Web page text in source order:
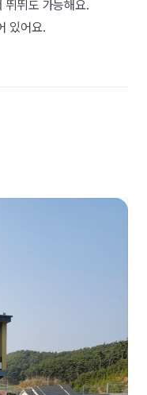
뛰뛰도 가능해요.
있어요.